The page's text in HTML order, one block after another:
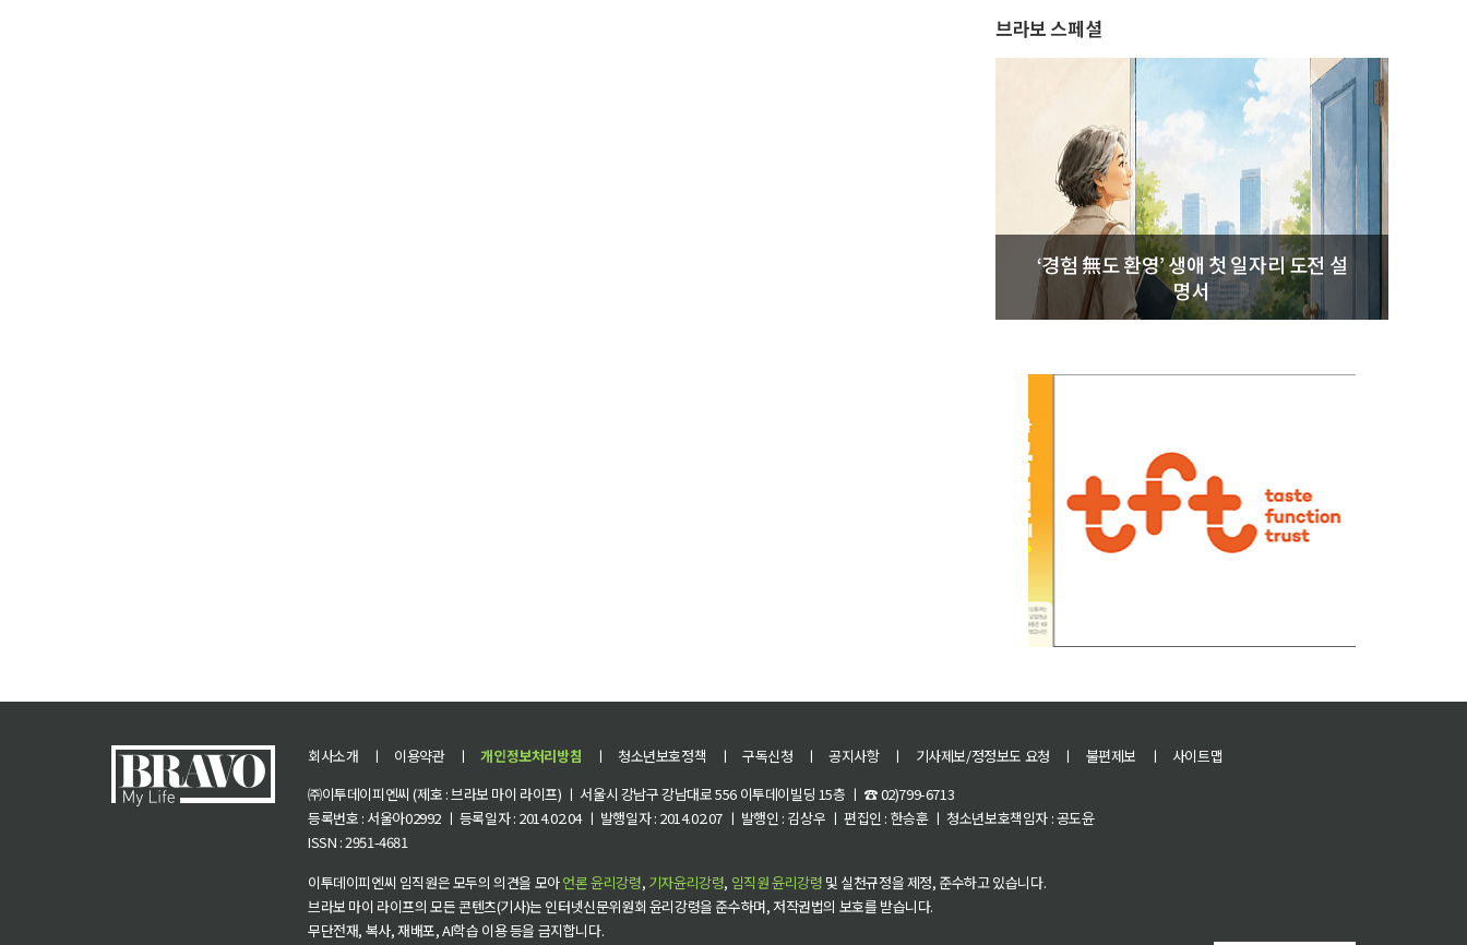
브라보 스페셜
‘경험 無도 환영’ 생애 첫 일자리 도전 설
명서
회사소개 ㅣ 이용약관 ㅣ 개인정보처리방침 ㅣ 청소년보호정책 ㅣ 구독신청 ㅣ 공지사항 ㅣ 기사제보/정정보도 요청 ㅣ 불편제보 ㅣ
사이트맵
㈜이투데이피엔씨 (제호 : 브라보 마이 라이프) ㅣ 서울시 강남구 강남대로 556 이투데이빌딩 15층 ㅣ ☎ 02)799-6713
등록번호 : 서울아02992 ㅣ 등록일자 : 2014.02.04 ㅣ 발행일자 : 2014.02.07 ㅣ 발행인 : 김상우 ㅣ 편집인 : 한승훈 ㅣ 청소년보호책임자 : 공도윤
ISSN : 2951-4681
이투데이피엔씨 임직원은 모두의 의견을 모아언론 윤리강령, 기자윤리강령, 임직원 윤리강령 및 실천규정을 제정, 준수하고 있습니다.
브라보 마이 라이프의 모든 콘텐츠(기사)는 인터넷신문위원회 윤리강령을 준수하며, 저작권법의 보호를 받습니다.
무단전재, 복사, 재배포, AI학습 이용 등을 금지합니다.